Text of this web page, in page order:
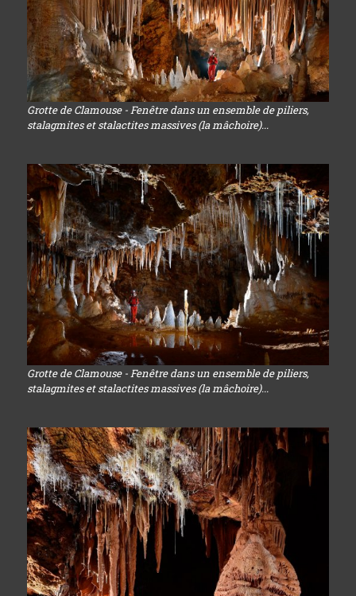
Grotte de Clamouse - Fenêtre dans un ensemble de piliers,
stalagmites et stalactites massives (la mâchoire)...
Grotte de Clamouse - Fenêtre dans un ensemble de piliers,
stalagmites et stalactites massives (la mâchoire)...